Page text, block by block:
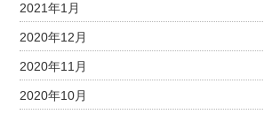
2021年1月
2020年12月
2020年11月
2020年10月